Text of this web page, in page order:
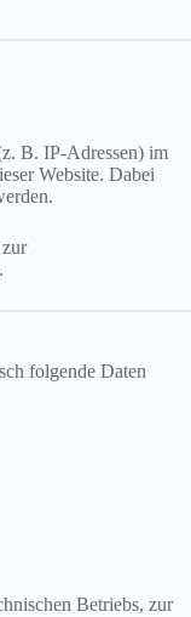
B. IP-Adressen) im
Website. Dabei
folgende Daten
Betriebs, zur